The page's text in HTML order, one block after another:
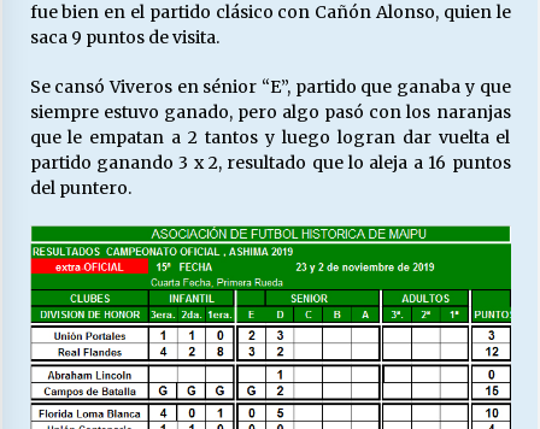
fue bien en el partido clásico con Cañón Alonso, quien le
saca 9 puntos de visita.
Se cansó Viveros en sénior “E”, partido que ganaba y que
siempre estuvo ganado, pero algo pasó con los naranjas
que le empatan a 2 tantos y luego logran dar vuelta el
partido ganando 3 x 2, resultado que lo aleja a 16 puntos
del puntero.